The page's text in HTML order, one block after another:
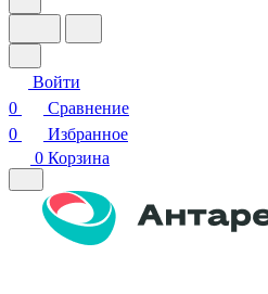
Войти
0
Сравнение
0
Избранное
0 Корзина